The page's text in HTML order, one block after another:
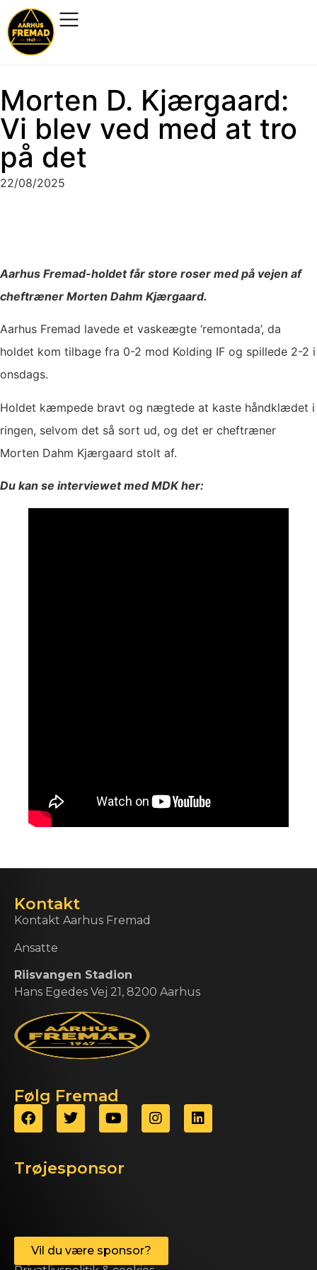
Morten D. Kjærgaard:
Vi blev ved med at tro
på det
22/08/2025
Aarhus Fremad-holdet får store roser med på vejen af
cheftræner Morten Dahm Kjærgaard.
Aarhus Fremad lavede et vaskeægte ‘remontada’, da
holdet kom tilbage fra 0-2 mod Kolding IF og spillede 2-2 i
onsdags.
Holdet kæmpede bravt og nægtede at kaste håndklædet i
ringen, selvom det så sort ud, og det er cheftræner
Morten Dahm Kjærgaard stolt af.
Du kan se interviewet med MDK her:
Kontakt
Kontakt Aarhus Fremad
Ansatte
Riisvangen Stadion
Hans Egedes Vej 21, 8200 Aarhus
Følg Fremad
Trøjesponsor
Vil du være sponsor?